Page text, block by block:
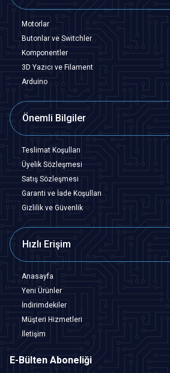
Motorlar
Butonlar ve Switchler
Komponentler
3D Yazıcı ve Filament
Arduino
Önemli Bilgiler
Teslimat Koşulları
Üyelik Sözleşmesi
Satış Sözleşmesi
Garanti ve İade Koşulları
Gizlilik ve Güvenlik
Hızlı Erişim
Anasayfa
Yeni Ürünler
İndirimdekiler
Müşteri Hizmetleri
İletişim
E-Bülten Aboneliği